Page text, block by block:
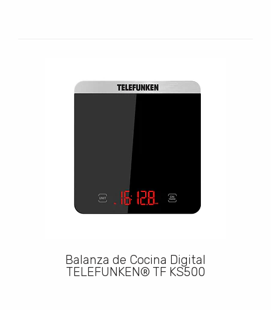
Balanza de Cocina Digital
TELEFUNKEN® TF KS500